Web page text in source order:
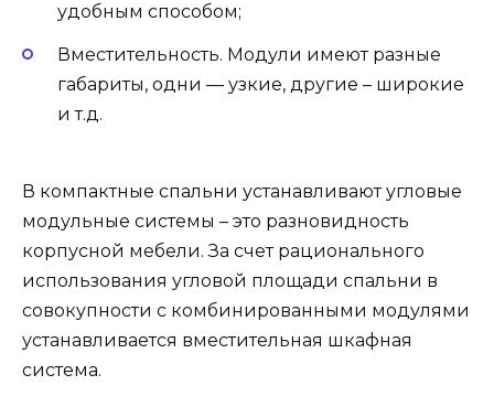
удобным способом;
Вместительность. Модули имеют разные
габариты, одни — узкие, другие – широкие
и т.д.
В компактные спальни устанавливают угловые
модульные системы – это разновидность
корпусной мебели. За счет рационального
использования угловой площади спальни в
совокупности с комбинированными модулями
устанавливается вместительная шкафная
система.